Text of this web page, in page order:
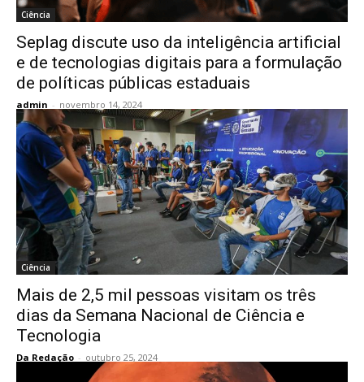
Ciência
Seplag discute uso da inteligência artificial
e de tecnologias digitais para a formulação
de políticas públicas estaduais
admin - novembro 14, 2024
Ciência
Mais de 2,5 mil pessoas visitam os três
dias da Semana Nacional de Ciência e
Tecnologia
Da Redação - outubro 25, 2024